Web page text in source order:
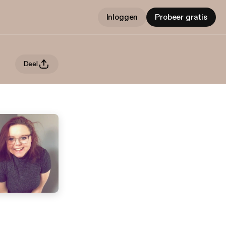
Inloggen Probeer gratis
Deel